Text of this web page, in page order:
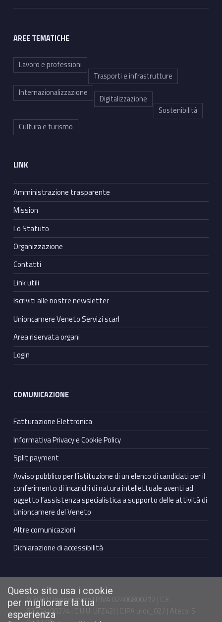
AREE TEMATICHE
Lavoro e professioni
Trasporti e infrastrutture
Internazionalizzazione
Digitalizzazione
Sostenibilità
Cultura e turismo
LINK
Amministrazione trasparente
Mission
Lo Statuto
Organizzazione
Contatti
Link utili
Iscriviti alle nostre newsletter
Unioncamere Veneto Servizi scarl
Area riservata organi
Login
COMUNICAZIONE
Fatturazione Elettronica
Informativa Privacy e Cookie Policy
Split payment
Avviso pubblico per l’istituzione di un elenco di candidati per il
conferimento di incarichi di natura intellettuale aventi ad
oggetto l’assistenza specialistica a supporto delle attività di
Unioncamere del Veneto
Altre comunicazioni
Dichiarazione di accessibilità
© 2021 Unioncamere | P.IVA 02406800272 | C.F.
80009100274 | C.U.U. UFZ42J | C.IPA urdc_027 | Ateco: S
Questo sito usa i cookie
per migliorare la tua
esperienza